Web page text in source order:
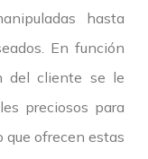
hasta
En función
del cliente se le
preciosos para
que ofrecen estas